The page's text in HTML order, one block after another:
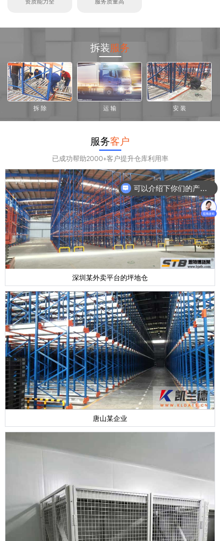
拆装服务
拆 除 运 输 安 装
服务客户
已成功帮助2000+客户提升仓库利用率
深圳某外卖平台的坪地仓
唐山某企业
可以介绍下你们的产品么？